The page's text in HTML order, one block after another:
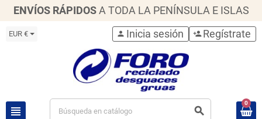
ENVÍOS RÁPIDOS A TODA LA PENÍNSULA E ISLAS
EUR €
view_headline search
person Inicia sesión person_add Regístrate
0